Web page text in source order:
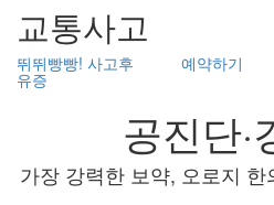
교통사고
뛰뛰빵빵! 사고후
유증
예약하기
공진단·
가장 강력한 보약, 오로지